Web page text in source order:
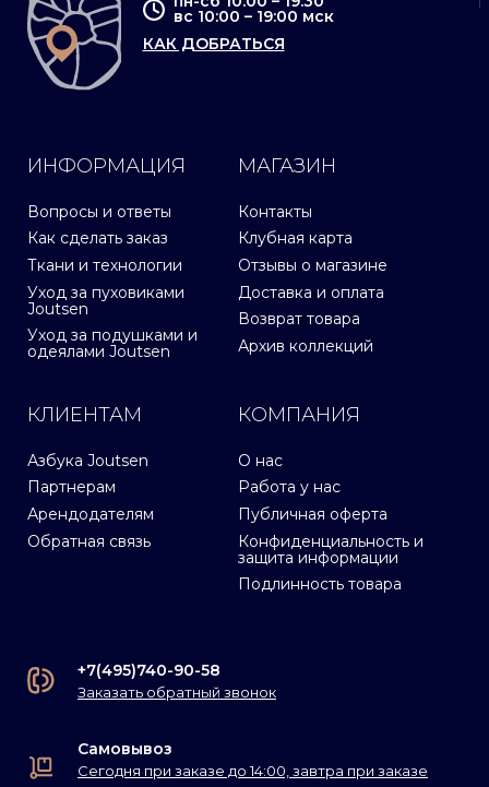
ИНФОРМАЦИЯ
Вопросы и ответы
Как сделать заказ
Ткани и технологии
Уход за пуховиками
Joutsen
Уход за подушками и
одеялами Joutsen
МАГАЗИН
Контакты
Клубная карта
Отзывы о магазине
Доставка и оплата
Возврат товара
Архив коллекций
КЛИЕНТАМ
Азбука Joutsen
Партнерам
Арендодателям
Обратная связь
КОМПАНИЯ
О нас
Работа у нас
Публичная оферта
Конфиденциальность и
защита информации
Подлинность товара
вс 10:00 – 19:00 мск
КАК ДОБРАТЬСЯ
+7(495)740-90-58
Заказать обратный звонок
Самовывоз
Сегодня при заказе до 14:00, завтра при заказе